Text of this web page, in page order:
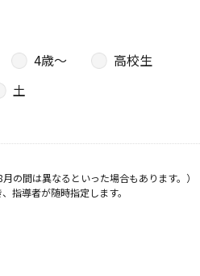
4歳〜
高校生
土
の間は異なるといった場合もあります。）
指導者が随時指定します。